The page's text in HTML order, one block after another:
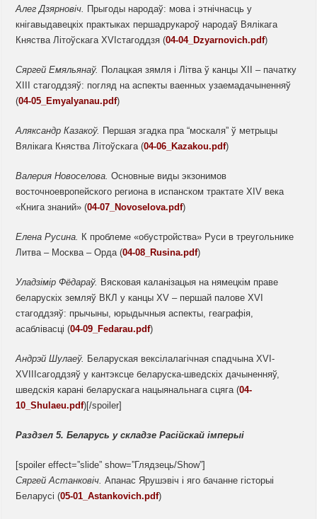
АлегДзярновіч. Прыгоды народаў: мова і этнічнасць у
кнігавыдавецкіх практыках першадрукароў народаў Вялікага
Княства Літоўскага XVIстагоддзя (04-04_Dzyarnovich.pdf)
Сяргей Емяльянаў. Полацкая зямля і Літва ў канцы ХІІ – пачатку
ХІІІ стагоддзяў: погляд на аспекты ваенных узаемадачыненняў
(04-05_Emyalyanau.pdf)
Аляксандр Казакоў. Першая згадка пра “москаля” ў метрыцы
Вялікага Княства Літоўскага (04-06_Kazakou.pdf)
Валерия Новоселова.Основные виды экзонимов
восточноевропейского региона в испанском трактате XIV века
«Книга знаний» (04-07_Novoselova.pdf)
Елена Русина. К проблеме «обустройства» Руси в треугольнике
Литва – Москва – Орда (04-08_Rusina.pdf)
Уладзімір Фёдараў. Вясковая каланізацыя на нямецкім праве
беларускіх земляў ВКЛ у канцы XV – першай палове XVI
стагоддзяў: прычыны, юрыдычныя аспекты, геаграфія,
асаблівасці (04-09_Fedarau.pdf)
АндрэйШулаеў. Беларуская вексілалагічная спадчына XVI-
XVIIIсагоддзяў у кантэксце беларуска-шведскіх дачыненняў,
шведскія карані беларускага нацыянальнага сцяга (04-
10_Shulaeu.pdf)[/spoiler]
Раздзел 5. Беларусь ускладзе Расійскай імперыі
[spoiler effect=”slide” show=”Глядзець/Show”]
Сяргей Астанковіч.Апанас Ярушэвіч і яго бачанне гісторыі
Беларусі (05-01_Astankovich.pdf)